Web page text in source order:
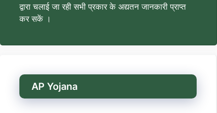
द्वारा चलाई जा रही सभी प्रकार के अद्यतन जानकारी प्राप्त
कर सकें ।
AP Yojana